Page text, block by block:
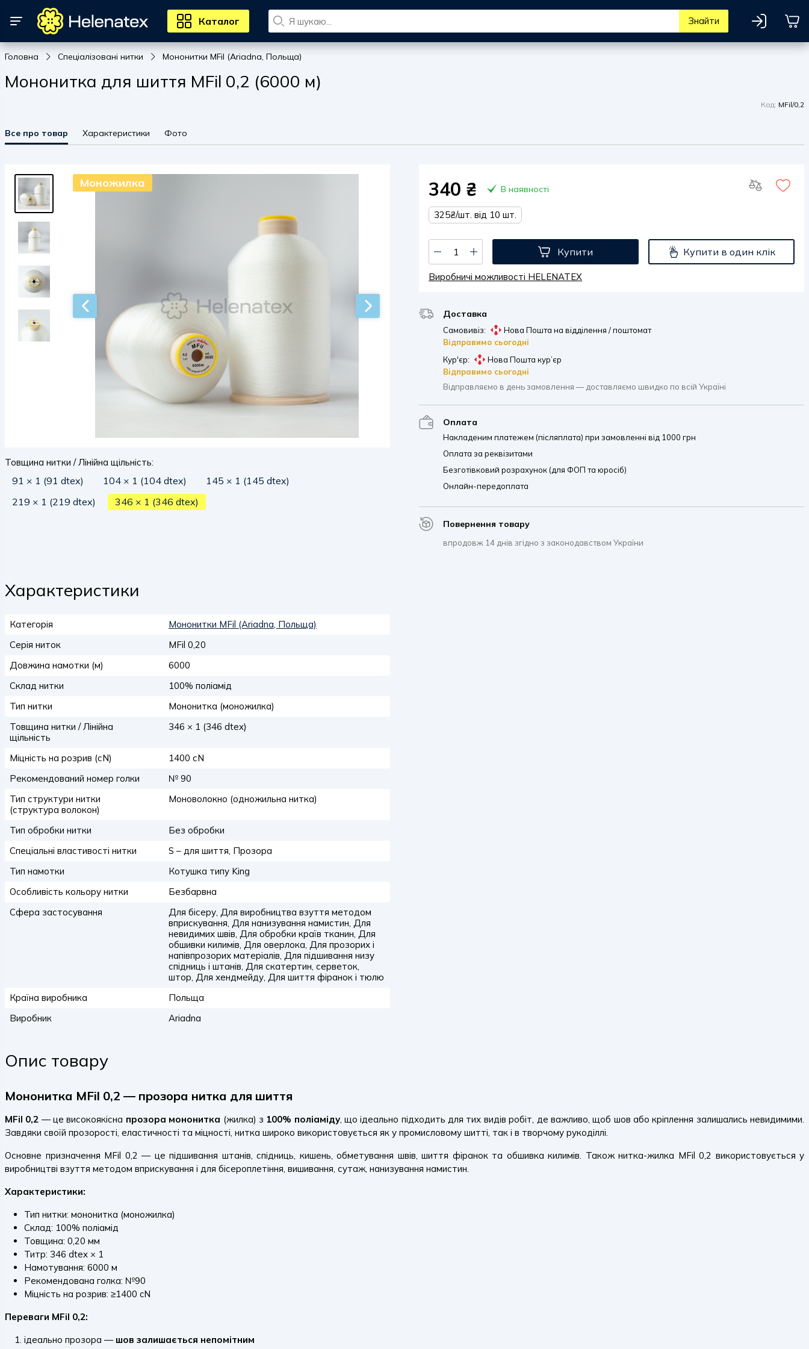
Каталог Знайти
Головна Спеціалізовані нитки Мононитки MFil (Ariadna, Польща)
Мононитка для шиття MFil 0,2 (6000 м)
Код: MFil/0,2
Все про товар Характеристики Фото
Моножилка
Моножилка
Моножилка
Моножилка
Товщина нитки / Лінійна щільність:
91 × 1 (91 dtex) 104 × 1 (104 dtex)
145 × 1 (145 dtex)
219 × 1 (219 dtex)
346 × 1 (346 dtex)
340 ₴ В наявності
325₴/шт. від 10 шт.
Купити Купити в один клік
Виробничі можливості HELENATEX
Доставка
Самовивіз:
Нова Пошта на відділення / поштомат
Відправимо сьогодні
Кур'єр:
Нова Пошта кур’єр
Відправимо сьогодні
Відправляємо в день замовлення — доставляємо швидко по всій Україні
Оплата
Накладеним платежем (післяплата) при замовленні від 1000 грн
Оплата за реквізитами
Безготівковий розрахунок (для ФОП та юросіб)
Онлайн-передоплата
Повернення товару
впродовж 14 днів згідно з законодавством України
Характеристики
Категорія
Мононитки MFil (Ariadna, Польща)
Серія ниток
MFil 0,20
Довжина намотки (м)
6000
Склад нитки
100% поліамід
Тип нитки
Мононитка (моножилка)
Товщина нитки / Лінійна
щільність
346 × 1 (346 dtex)
Міцність на розрив (сN)
1400 сN
Рекомендований номер голки
№ 90
Тип структури нитки
(структура волокон)
Моноволокно (одножильна нитка)
Тип обробки нитки
Без обробки
Спеціальні властивості нитки
S – для шиття, Прозора
Тип намотки
Котушка типу King
Особливість кольору нитки
Безбарвна
Сфера застосування
Для бісеру, Для виробництва взуття методом
вприскування, Для нанизування намистин, Для
невидимих швів, Для обробки країв тканин, Для
обшивки килимів, Для оверлока, Для прозорих і
напівпрозорих матеріалів, Для підшивання низу
спідниць і штанів, Для скатертин, серветок,
штор, Для хендмейду, Для шиття фіранок і тюлю
Країна виробника
Польща
Виробник
Ariadna
Опис товару
Мононитка MFil 0,2 — прозора нитка для шиття
MFil 0,2 — це високоякісна прозора мононитка (жилка) з 100% поліаміду, що ідеально підходить для тих видів робіт, де важливо, щоб шов або кріплення залишались невидимими.
Завдяки своїй прозорості, еластичності та міцності, нитка широко використовується як у промисловому шитті, так і в творчому рукоділлі.
Основне призначення MFil 0,2 — це підшивання штанів, спідниць, кишень, обметування швів, шиття фіранок та обшивка килимів. Також нитка-жилка MFil 0,2 використовується у
виробництві взуття методом вприскування і для бісероплетіння, вишивання, сутаж, нанизування намистин.
Характеристики:
Тип нитки: мононитка (моножилка)
Склад: 100% поліамід
Товщина: 0,20 мм
Титр: 346 dtex × 1
Намотування: 6000 м
Рекомендована голка: №90
Міцність на розрив: ≥1400 cN
Переваги MFil 0,2:
ідеально прозора — шов залишається непомітним